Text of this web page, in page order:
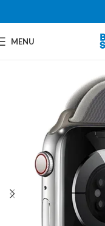
MENU